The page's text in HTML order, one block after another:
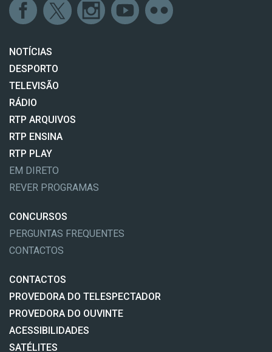
NOTÍCIAS
DESPORTO
TELEVISÃO
RÁDIO
RTP ARQUIVOS
RTP ENSINA
RTP PLAY
EM DIRETO
REVER PROGRAMAS
CONCURSOS
PERGUNTAS FREQUENTES
CONTACTOS
CONTACTOS
PROVEDORA DO TELESPECTADOR
PROVEDORA DO OUVINTE
ACESSIBILIDADES
SATÉLITES